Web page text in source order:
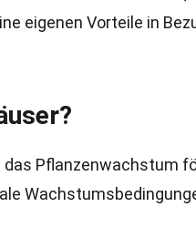
eigenen Vorteile in
Pflanzenwachstum